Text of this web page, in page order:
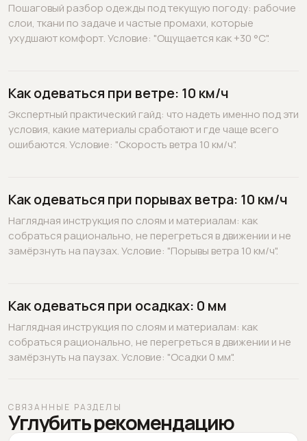
Пошаговый разбор одежды под текущую погоду: рабочие
слои, ткани по задаче и частые промахи, которые
ухудшают комфорт. Условие: "Ощущается как +30 °C".
Как одеваться при ветре: 10 км/ч
Экспертный практический гайд: что надеть именно под эти
условия, какие материалы сработают и где чаще всего
ошибаются. Условие: "Скорость ветра 10 км/ч".
Как одеваться при порывах ветра: 10 км/ч
Наглядная инструкция по слоям и материалам: как
собраться рационально, не перегреться в движении и не
замёрзнуть на паузах. Условие: "Порывы ветра 10 км/ч".
Как одеваться при осадках: 0 мм
Наглядная инструкция по слоям и материалам: как
собраться рационально, не перегреться в движении и не
замёрзнуть на паузах. Условие: "Осадки 0 мм".
СВЯЗАННЫЕ РАЗДЕЛЫ
Углубить рекомендацию